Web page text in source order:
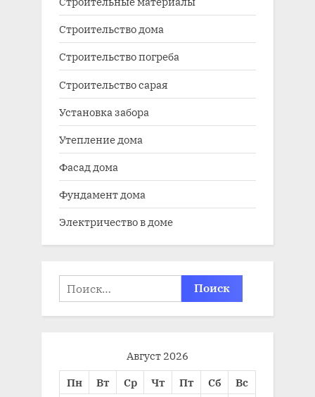
Строительство дома
Строительство погреба
Строительство сарая
Установка забора
Утепление дома
Фасад дома
Фундамент дома
Электричество в доме
Найти:
Август 2026
Пн
Вт Ср Чт Пт Сб
Вс